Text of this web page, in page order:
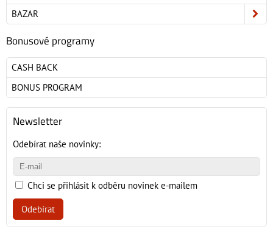
BAZAR
Bonusové programy
CASH BACK
BONUS PROGRAM
Newsletter
Odebírat naše novinky:
Chci se přihlásit k odběru novinek e-mailem
Odebírat